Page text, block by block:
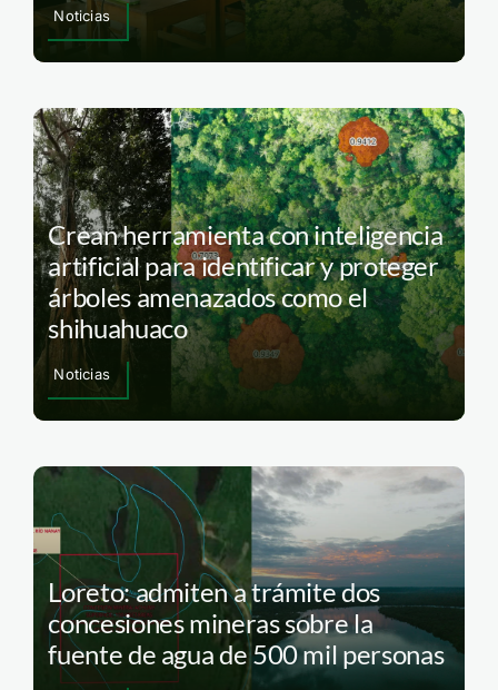
Noticias
Crean herramienta con inteligencia
artificial para identificar y proteger
árboles amenazados como el
shihuahuaco
Noticias
Loreto: admiten a trámite dos
concesiones mineras sobre la
fuente de agua de 500 mil personas